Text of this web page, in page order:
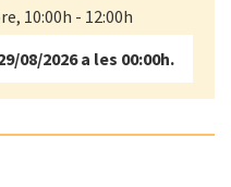
10:00h - 12:00h
08/2026 a les 00:00h.